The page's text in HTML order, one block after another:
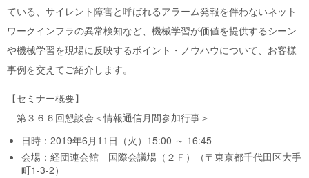
ている、サイレント障害と呼ばれるアラーム発報を伴わないネット
ワークインフラの異常検知など、機械学習が価値を提供するシーン
や機械学習を現場に反映するポイント・ノウハウについて、お客様
事例を交えてご紹介します。
【セミナー概要】
第３６６回懇談会＜情報通信月間参加行事＞
日時：2019年6月11日（火）15:00 ～ 16:45
会場：経団連会館 国際会議場（２Ｆ）（〒東京都千代田区大手
町1-3-2）